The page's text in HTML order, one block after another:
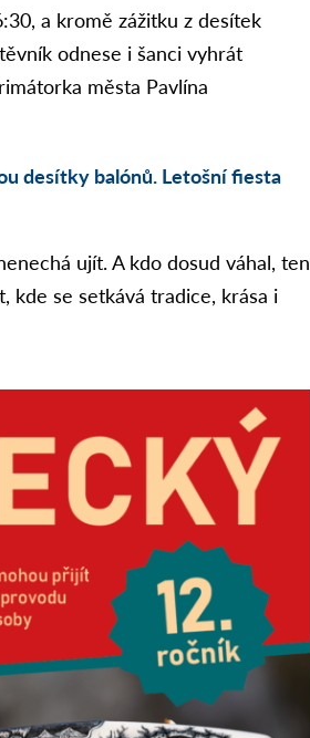
, a kromě zážitku z desítek
odnese i šancivyhrát
města Pavlína
desítky balónů. Letošní fiesta
ujít. A kdo dosud váhal, ten
kde se setkává tradice, krása i